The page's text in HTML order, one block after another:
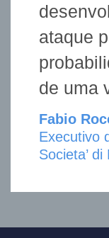
ataque
de uma
Fabio
Executivo
Societa’